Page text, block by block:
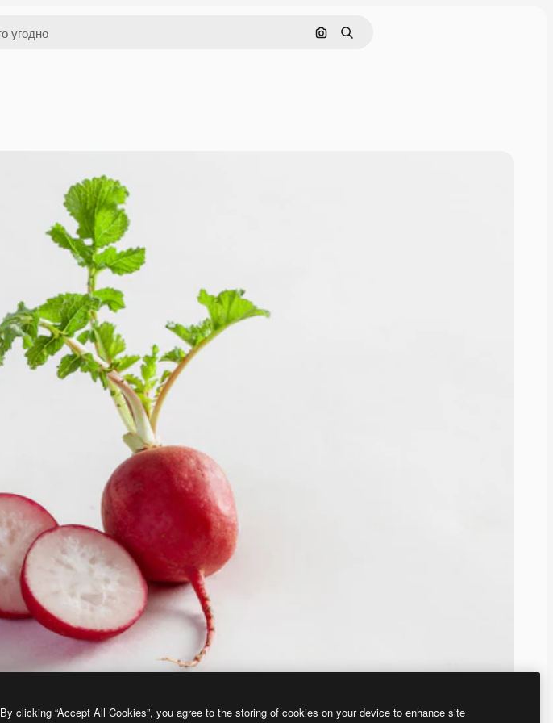
Поиск по изображению
Поиск
By clicking “Accept All Cookies”, you agree to the storing of cookies on your device to enhance site